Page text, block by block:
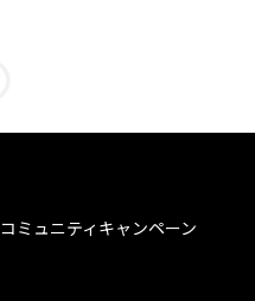
コミュニティ キャンペーン